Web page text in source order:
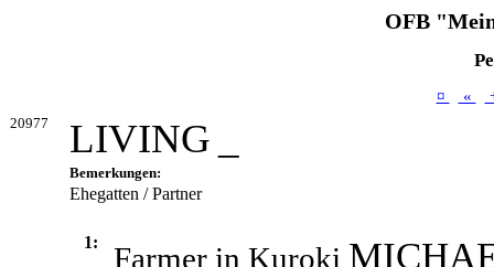
OFB
¤ «
20977 LIVING
Bemerkungen:
Ehegatten / Partner
1: Farmer in Kuroki